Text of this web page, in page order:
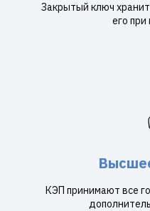
Закрытый ключ
его при
КЭП принимают все